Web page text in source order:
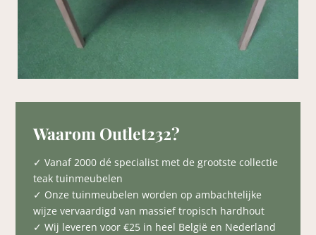
Waarom Outlet232?
✓ Vanaf 2000 dé specialist met de grootste collectie
teak tuinmeubelen
✓ Onze tuinmeubelen worden op ambachtelijke
wijze vervaardigd van massief tropisch hardhout
✓ Wij leveren voor €25 in heel België en Nederland